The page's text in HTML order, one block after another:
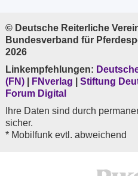
© Deutsche Reiterliche
Bundesverband für
2026
Linkempfehlungen:
(FN)
FNverlag Stiftung
Forum Digital
Ihre Daten sind durch
sicher.
* Mobilfunk evtl. abweichend